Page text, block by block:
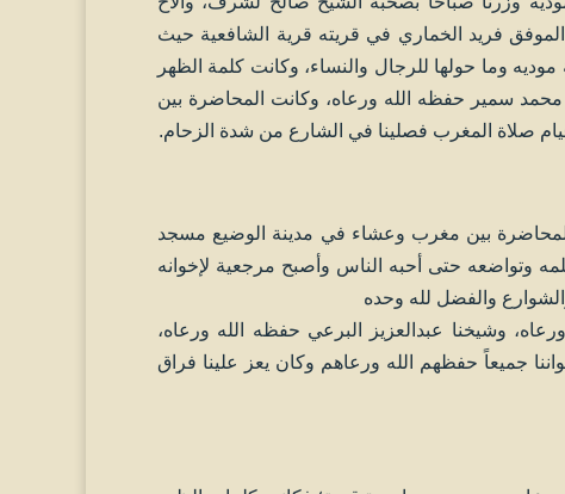
الموفق فريد الخماري في قريته قرية الشافعية حيث
وما حولها للرجال والنساء، وكانت كلمة الظهر
سمير حفظه الله ورعاه، وكانت المحاضرة بين
صلاة المغرب فصلينا في الشارع من شدة الزحام.
المحاضرة بين مغرب وعشاء في مدينة الوضيع مسجد
وتواضعه حتى أحبه الناس وأصبح مرجعية لإخوانه
والفضل لله وحده
وشيخنا عبدالعزيز البرعي حفظه الله ورعاه،
جميعاً حفظهم الله ورعاهم وكان يعز علينا فراق